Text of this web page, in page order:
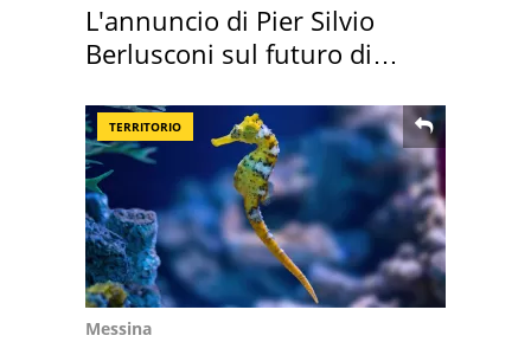
L'annuncio di Pier Silvio
Berlusconi sul futuro di
TERRITORIO
Messina